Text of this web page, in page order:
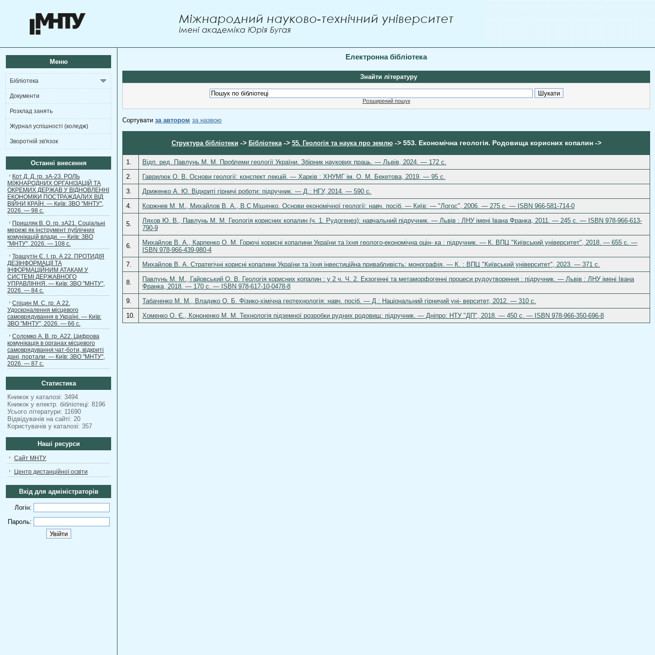
Меню
Бібліотека
Документи
Розклад занять
Журнал успішності (коледж)
Зворотній зв'язок
Останні внесення
Кот Д. Д. гр. зА-23. РОЛЬ
МІЖНАРОДНИХ ОРГАНІЗАЦІЙ ТА
ОКРЕМИХ ДЕРЖАВ У ВІДНОВЛЕННІ
ЕКОНОМІКИ ПОСТРАЖДАЛИХ ВІД
ВІЙНИ КРАЇН. — Київ: ЗВО "МНТУ",
2026. — 98 с.
Пришляк В. О. гр. зА21. Соціальні
мережі як інструмент публічних
комунікацій влади. — Київ: ЗВО
"МНТУ", 2026. — 108 с.
Трашутін Є. І. гр. А 22. ПРОТИДІЯ
ДЕЗІНФОРМАЦІЇ ТА
ІНФОРМАЦІЙНИМ АТАКАМ У
СИСТЕМІ ДЕРЖАВНОГО
УПРАВЛІННЯ. — Київ: ЗВО "МНТУ",
2026. — 84 с.
Спіцин М. С. гр. А 22.
Удосконалення місцевого
самоврядування в Україні. — Київ:
ЗВО "МНТУ", 2026. — 66 с.
Соломко А. В. гр. А22. Цифрова
комунікація в органах місцевого
самоврядування:чат-боти, відкриті
дані, портали. — Київ: ЗВО "МНТУ",
2026. — 87 с.
Статистика
Книжок у каталозі: 3494
Книжок у електр. бібліотеці: 8196
Усього літератури: 11690
Відвідувачів на сайті: 20
Користувачів у каталозі: 357
Наші ресурси
Сайт МНТУ
Центр дистанційної освіти
Вхід для адміністраторів
Логін:
Пароль:
Електронна бібліотека
Знайти літературу
Розширений пошук
Сортувати за автором за назвою
Структура бібліотеки -> Бібліотека-> 55. Геологія та наука про землю-> 553. Економічна геологія. Родовища корисних копалин ->
1.
Відп. ред. Павлунь М. М. Проблеми геології України. Збірник наукових праць. — Львів, 2024. — 172 с.
2.
Гаврилюк О. В. Основи геології: конспект лекцій. — Харків : ХНУМГ ім. О. М. Бекетова, 2019. — 95 с.
3.
Дриженко А. Ю. Відкриті гірничі роботи: підручник. — Д.: НГУ, 2014. — 590 c.
4.
Коржнев М. М., Михайлов В. А., В.С Міщенко. Основи економічної геології: навч. посіб. — Київ: ― "Логос", 2006. — 275 с. — ISBN 966-581-714-0
5.
Ляхов Ю. В., Павлунь М. М. Геологія корисних копалин (ч. 1. Рудогенез): навчальний підручник. — Львів : ЛНУ імені Івана Франка, 2011. — 245 с. — ISBN 978-966-613-
790-9
6.
Михайлов В. А., Карпенко О. М. Горючі корисні копалини України та їхня геолого-економічна оцін- ка : підручник. — К. ВПЦ "Київський університет", 2018. — 655 с. —
ISBN 978-966-439-980-4
7.
Михайлов В. А. Стратегічні корисні копалини України та їхня інвестиційна привабливість: монографія. — К. : ВПЦ "Київський університет", 2023. — 371 с.
8.
Павлунь М. М., Гайовський О. В. Геологія корисних копалин : у 2 ч. Ч. 2. Екзогенні та метаморфогенні процеси рудоутворення : підручник. — Львів : ЛНУ імені Івана
Франка, 2018. — 170 с. — ISBN 978-617-10-0478-8
9.
Табаченко М. М., Владико О. Б. Фізико-хімічна геотехнологія: навч. посіб. — Д.: Національний гірничий уні- верситет, 2012. — 310 c.
10.
Хоменко О. Є., Кононенко М. М. Технологія підземної розробки рудних родовищ: підручник. — Дніпро: НТУ "ДП", 2018. — 450 c. — ISBN 978-966-350-696-8